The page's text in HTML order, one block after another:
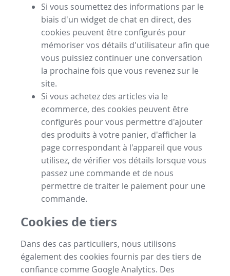
Si vous soumettez des informations par le
biais d'un widget de chat en direct, des
cookies peuvent être configurés pour
mémoriser vos détails d'utilisateur afin que
vous puissiez continuer une conversation
la prochaine fois que vous revenez sur le
site.
Si vous achetez des articles via le
ecommerce, des cookies peuvent être
configurés pour vous permettre d'ajouter
des produits à votre panier, d'afficher la
page correspondant à l'appareil que vous
utilisez, de vérifier vos détails lorsque vous
passez une commande et de nous
permettre de traiter le paiement pour une
commande.
Cookies de tiers
Dans des cas particuliers, nous utilisons
également des cookies fournis par des tiers de
confiance comme Google Analytics. Des